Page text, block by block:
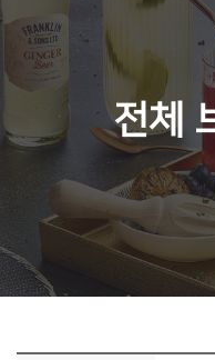
전체